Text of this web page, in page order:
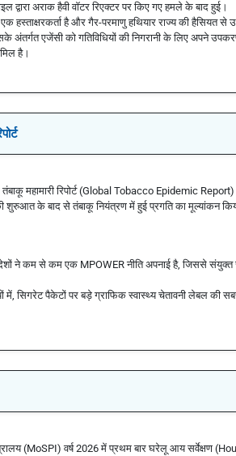
द्वारा अराक हैवी वॉटर रिएक्टर पर किए गए हमले के बाद हुई।
हस्ताक्षरकर्ता है और गैर-परमाणु हथियार राज्य की हैसियत से
अंतर्गत एजेंसी को गतिविधियों की निगरानी के लिए अपने
है।
महामारी रिपोर्ट (Global Tobacco Epidemic
शुरुआत के बाद से तंबाकू नियंत्रण में हुई प्रगति का मूल्यांकन
ने कम से कम एक MPOWER नीति अपनाई है, जिससे
में, सिगरेट पैकेटों पर बड़े ग्राफिक स्वास्थ्य चेतावनी लेबल की
(MoSPI) वर्ष 2026 में प्रथम बार घरेलू आय सर्वेक्षण